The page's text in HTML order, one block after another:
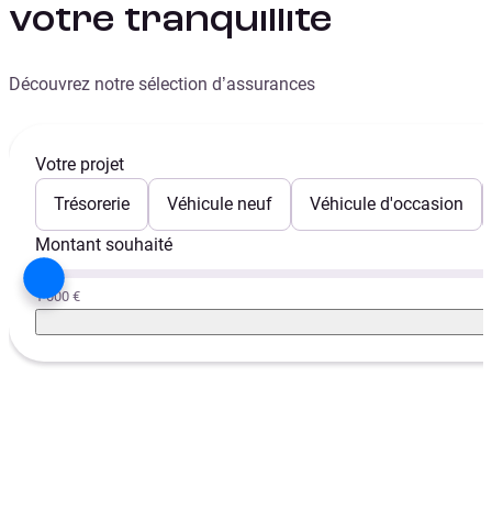
votre tranquillité
Découvrez notre sélection d’assurances
Votre projet
Trésorerie
Véhicule neuf
Véhicule d'occasion
Montant souhaité
1 000 €